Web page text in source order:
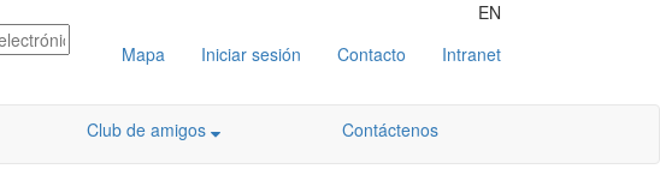
EN
Mapa
Iniciar sesión Contacto Intranet
Club de amigos Contáctenos